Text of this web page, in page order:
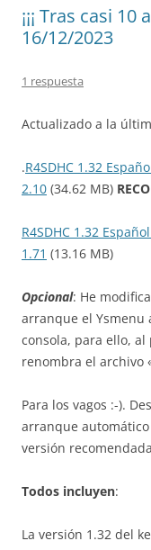
¡¡¡ Tras casi
16/12/2023
1 respuesta
Actualizado a la
.R4SDHC 1.32
2.10 (34.62 MB)
R4SDHC 1.32
1.71 (13.16 MB)
Opcional: He
arranque el Ysmenu
consola, para ello,
renombra el archivo
Para los vagos :-).
arranque
versión
Todos incluyen:
La versión 1.32 del